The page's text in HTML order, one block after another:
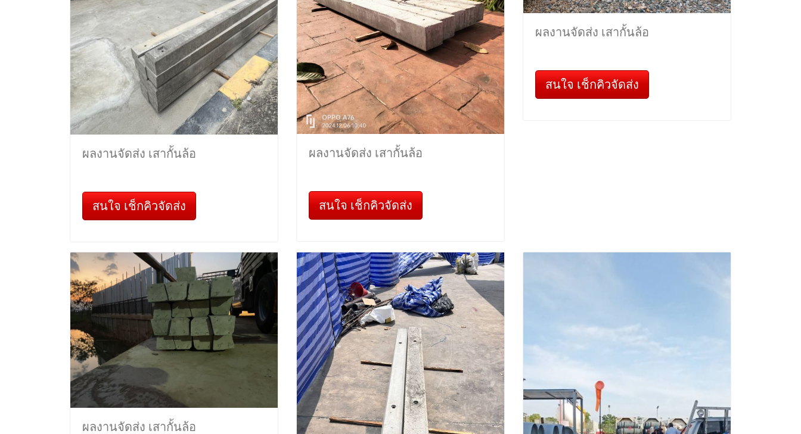
ผลงานจัดส่ง เสากั้นล้อ
สนใจ เช็กคิวจัดส่ง
ผลงานจัดส่ง เสากั้นล้อ
สนใจ เช็กคิวจัดส่ง
ผลงานจัดส่ง เสากั้นล้อ
สนใจ เช็กคิวจัดส่ง
ผลงานจัดส่ง เสากั้นล้อ